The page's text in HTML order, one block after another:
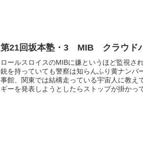
第21回坂本塾・3 MIB クラウド
ロールスロイスのMIBに嫌というほど監視さ
銃を持っていても警察は知らんふり黄ナンバ
事館、関東では結構走っている宇宙人に教え
ギーを発表しようとしたらストップが掛かっ